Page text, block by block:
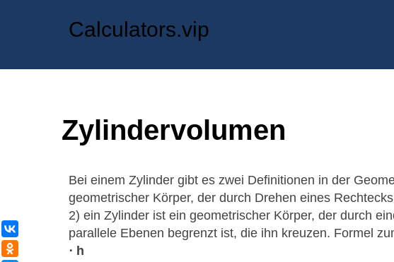
Calculators.vip
Zylindervolumen
Bei einem Zylinder gibt es zwei Definitionen in der
geometrischer Körper, der durch Drehen eines
2) ein Zylinder ist ein geometrischer Körper, der durch
parallele Ebenen begrenzt ist, die ihn kreuzen. Formel
⋅ h
ВКонтакте
Одноклассники